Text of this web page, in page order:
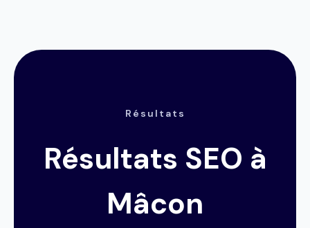
Résultats
Résultats SEO à
Mâcon